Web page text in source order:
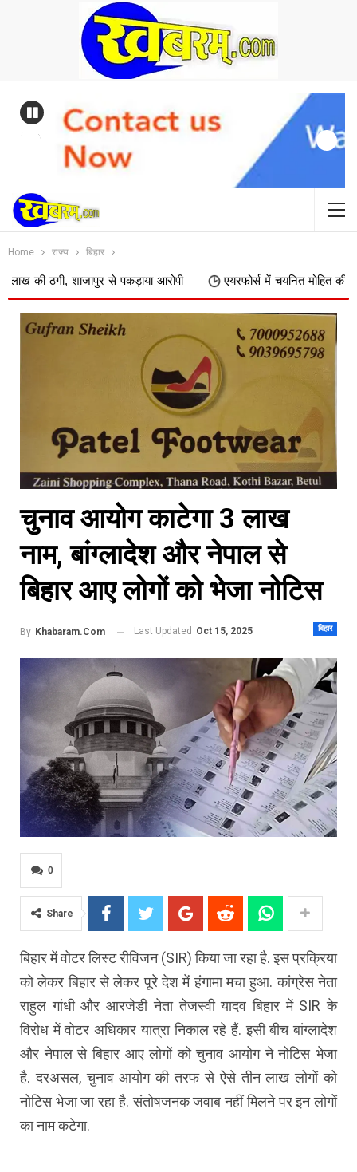
Previous
Home राज्य बिहार
से पकड़ाया आरोपी एयरफोर्स में चयनित मोहित की जीजा और चेचेरे
चुनाव आयोग काटेगा 3 लाख
नाम, बांग्लादेश और नेपाल से
बिहार आए लोगों को भेजा नोटिस
बिहार
By Khabaram.Com Last Updated Oct 15, 2025
0
Share
बिहार में वोटरलिस्टरीविजन(SIR)किया जा रहा है. इस प्रक्रिया
को लेकर बिहार से लेकर पूरे देश में हंगामा मचा हुआ. कांग्रेस नेता
राहुल गांधी औरआरजेडीनेता तेजस्वी यादव बिहार में SIRके
विरोध में वोटर अधिकार यात्रा निकाल रहे हैं. इसी बीच बांग्लादेश
और नेपाल से बिहार आए लोगों को चुनाव आयोग ने नोटिस भेजा
है.दरअसल, चुनाव आयोग की तरफ से ऐसे तीन लाख लोगों को
नोटिस भेजा जा रहा है. संतोषजनक जवाब नहीं मिलने पर इन लोगों
का नाम कटेगा.